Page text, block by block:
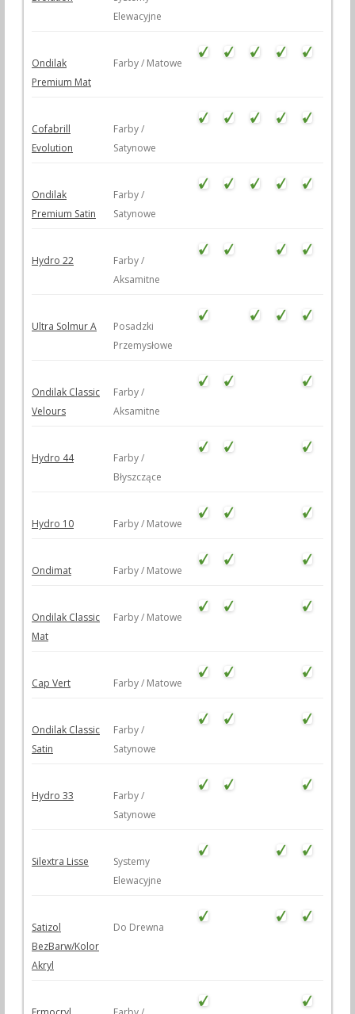
Elewacyjne
Ondilak
Premium Mat
Farby / Matowe
Cofabrill
Evolution
Farby /
Satynowe
Ondilak
Premium Satin
Farby /
Satynowe
Hydro 22
Farby /
Aksamitne
Ultra Solmur A
Posadzki
Przemysłowe
Ondilak Classic
Velours
Farby /
Aksamitne
Hydro 44
Farby /
Błyszczące
Hydro 10 Farby / Matowe
Ondimat Farby / Matowe
Ondilak Classic
Mat
Farby / Matowe
Cap Vert Farby / Matowe
Ondilak Classic
Satin
Farby /
Satynowe
Hydro 33
Farby /
Satynowe
Silextra Lisse
Systemy
Elewacyjne
Satizol
BezBarw/Kolor
Akryl
Do Drewna